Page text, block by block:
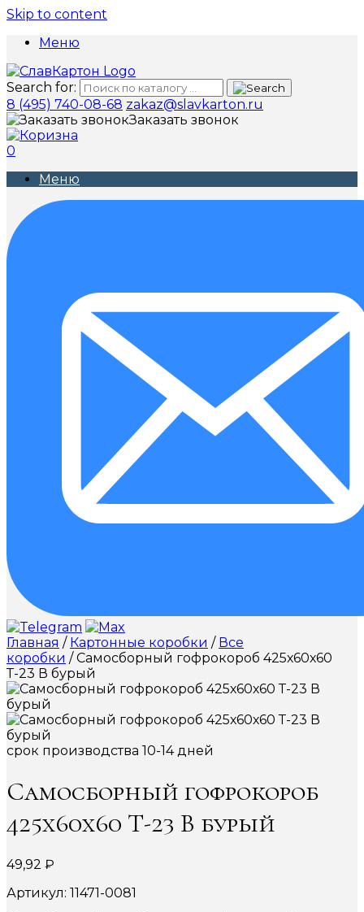
Skip to content
Меню
Search for:
8 (495) 740-08-68 zakaz@slavkarton.ru
Заказать звонок
0
Меню
Главная / Картонные коробки / Все
коробки / Самосборный гофрокороб 425х60х60
Т-23 В бурый
срок производства 10-14 дней
Самосборный гофрокороб
425х60х60 Т-23 В бурый
49,92 ₽
Артикул: 11471-0081